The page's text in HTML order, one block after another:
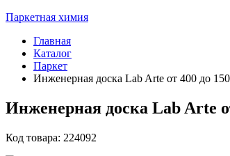
Паркетная химия
Главная
Каталог
Паркет
Инженерная доска Lab Arte от 400 до
Инженерная доска Lab Arte
Код товара: 224092